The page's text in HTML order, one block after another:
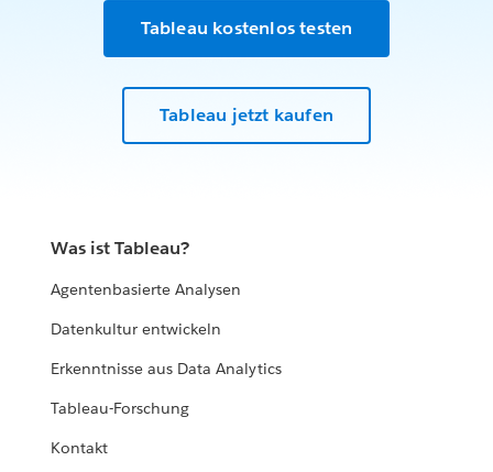
Tableau kostenlos testen
Tableau jetzt kaufen
Was ist Tableau?
Agentenbasierte Analysen
Datenkultur entwickeln
Erkenntnisse aus Data Analytics
Tableau-Forschung
Kontakt